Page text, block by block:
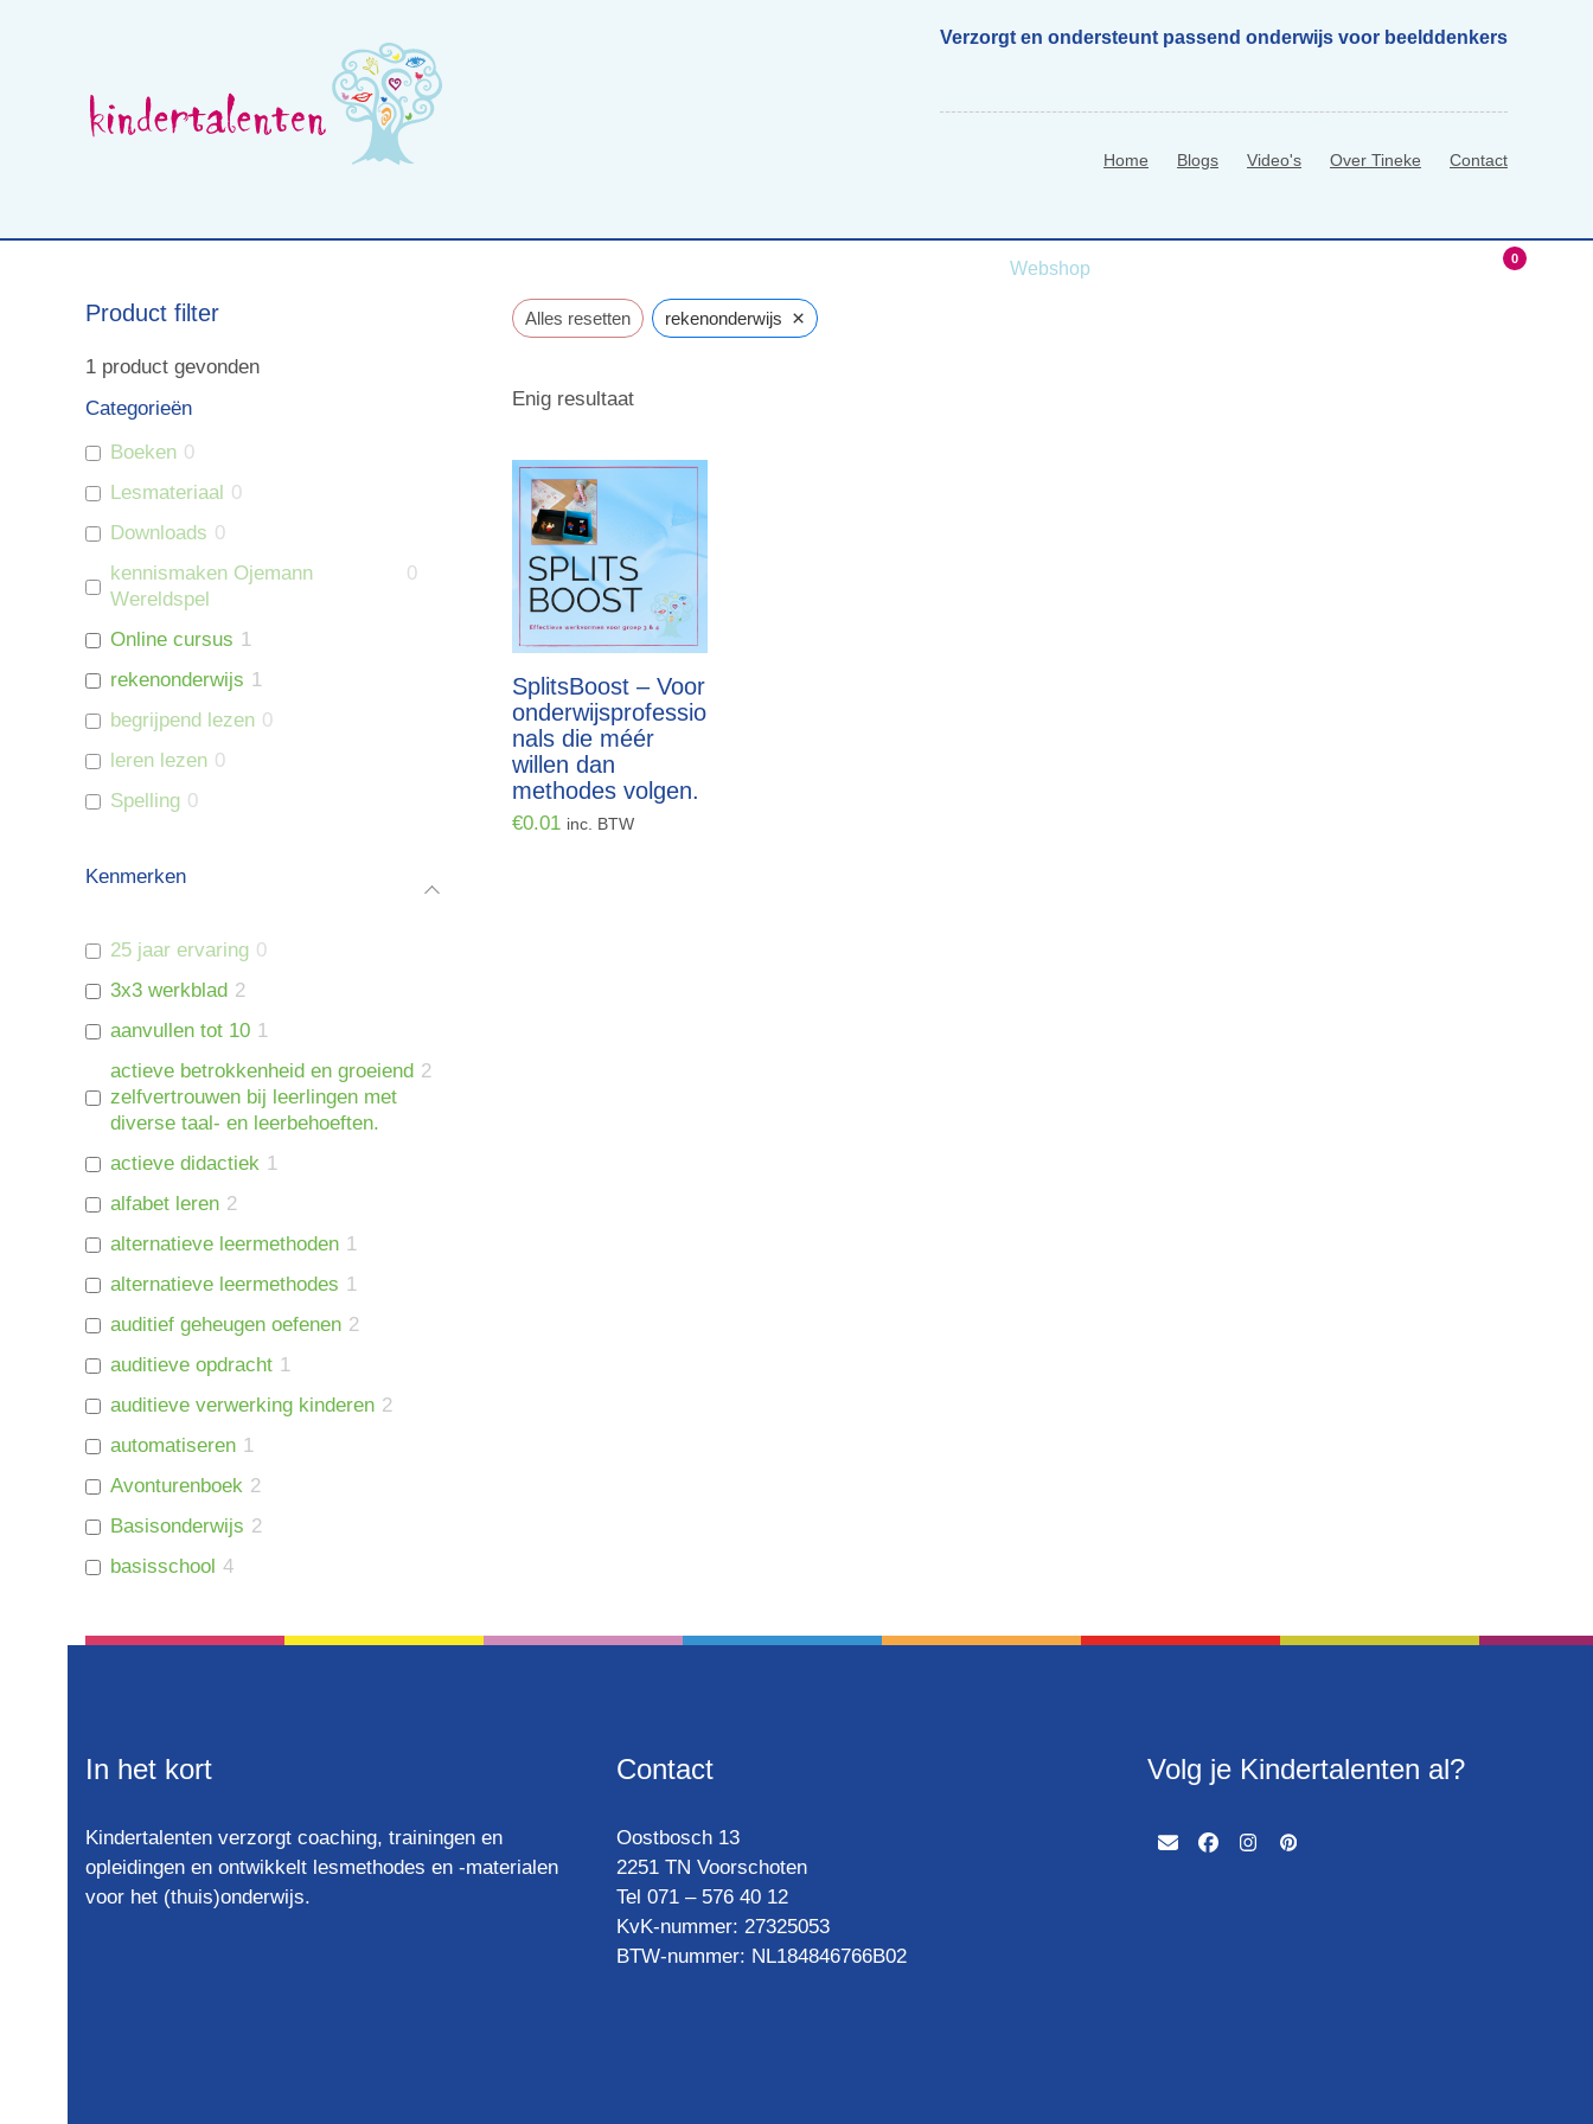
Verzorgt en ondersteunt passend onderwijs voor beelddenkers
Home Blogs Video's Over Tineke Contact
Webshop 0
Alles resetten rekenonderwijs ×
Enig resultaat
SplitsBoost – Voor
onderwijsprofessio
nals die méér
willen dan
methodes volgen.
€0.01 inc. BTW
Product filter
1 product gevonden
Categorieën
Boeken 0
Lesmateriaal 0
Downloads 0
kennismaken Ojemann
Wereldspel
0
Online cursus 1
rekenonderwijs 1
begrijpend lezen 0
leren lezen 0
Spelling 0
Kenmerken
25 jaar ervaring 0
3x3 werkblad 2
aanvullen tot 10 1
actieve betrokkenheid en groeiend
zelfvertrouwen bij leerlingen met
diverse taal- en leerbehoeften.
2
actieve didactiek 1
alfabet leren 2
alternatieve leermethoden 1
alternatieve leermethodes 1
auditief geheugen oefenen 2
auditieve opdracht 1
auditieve verwerking kinderen 2
automatiseren 1
Avonturenboek 2
Basisonderwijs 2
basisschool 4
basisvoorwaarde om tot lezen
5
beelddenker
Beelddenkers Begrijpend
Lezen
1
begrijpend lezen 22
In het kort
Kindertalenten verzorgt coaching, trainingen en
opleidingen en ontwikkelt lesmethodes en -materialen
voor het (thuis)onderwijs.
Contact
Oost­bosch 13
2251 TN Voorschoten
Tel 071 – 576 40 12
KvK-nummer: 27325053
BTW-num­mer: NL184846766B02
Volg je Kindertalenten al?
EmailFacebook
Instagram
Pinterest